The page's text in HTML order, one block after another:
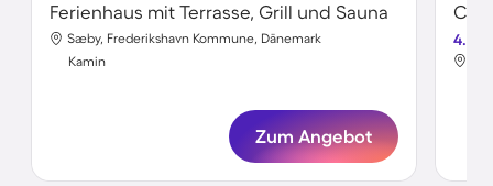
Ferienhaus mit Terrasse, Grill und Sauna
Sæby, Frederikshavn Kommune, Dänemark
Kamin
Zum Angebot
4.0